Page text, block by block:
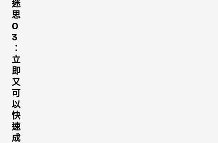
迷
思
0
3
：
立
即
又
可
以
快
速
成